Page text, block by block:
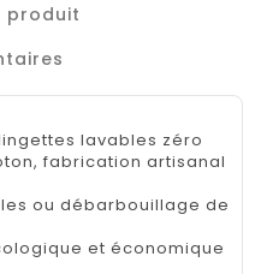
produit
lavables zéro
fabrication artisanal
ou débarbouillage de
et économique